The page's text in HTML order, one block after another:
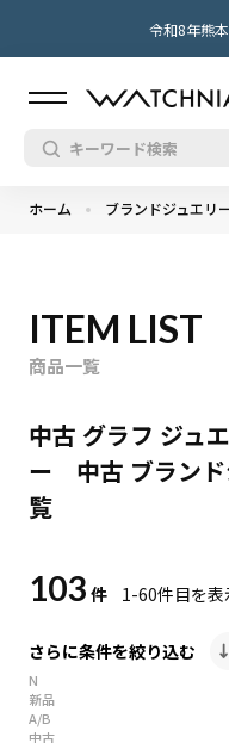
令和8年熊
ホーム ブランドジュエリ
ITEM LIST
商品一覧
中古 グラフ ジュ
ー 中古 ブランド
覧
103 件 1-60件目を表
さらに条件を絞り込む
N
新品
A/B
中古